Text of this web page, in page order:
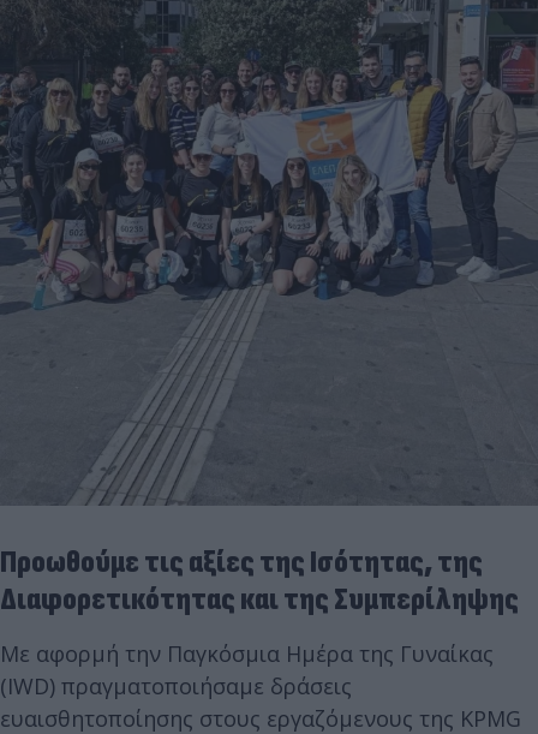
Προωθούμε τις αξίες της Ισότητας, της
Διαφορετικότητας και της Συμπερίληψης
Με αφορμή την Παγκόσμια Ημέρα της Γυναίκας
(IWD) πραγματοποιήσαμε δράσεις
ευαισθητοποίησης στους εργαζόμενους της KPMG